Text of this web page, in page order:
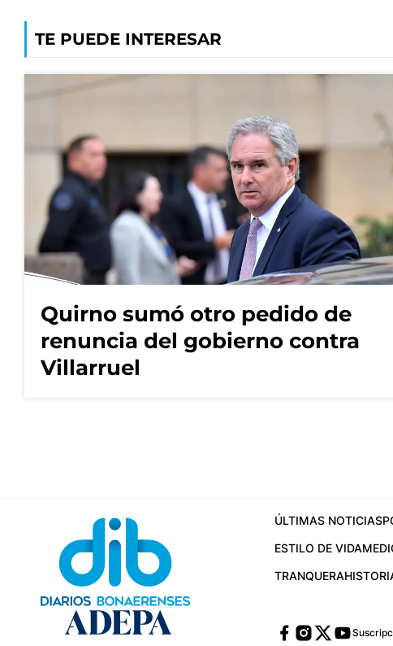
TE PUEDE INTERESAR
Quirno sumó otro pedido de
renuncia del gobierno contra
Villarruel
ÚLTIMAS NOTICIAS
ESTILO DE VIDA
TRANQUERA